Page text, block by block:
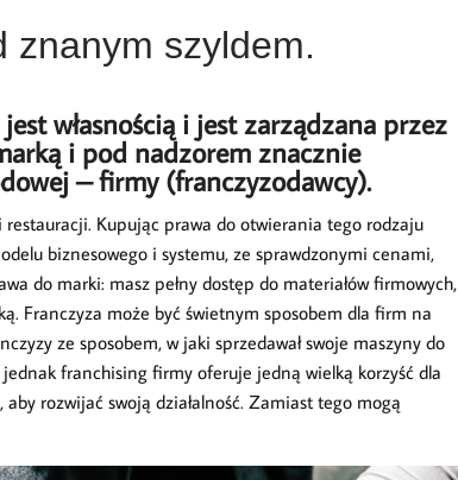
znanym szyldem.
własnością i jest zarządzana przez
i pod nadzorem znacznie
– firmy (franczyzodawcy).
Kupując prawa do otwierania tego rodzaju
biznesowego i systemu, ze sprawdzonymi cenami,
do marki: masz pełny dostęp do materiałów firmowych,
Franczyza może być świetnym sposobem dla firm na
ze sposobem, w jaki sprzedawał swoje maszyny do
franchising firmy oferuje jedną wielką korzyść dla
rozwijać swoją działalność. Zamiast tego mogą